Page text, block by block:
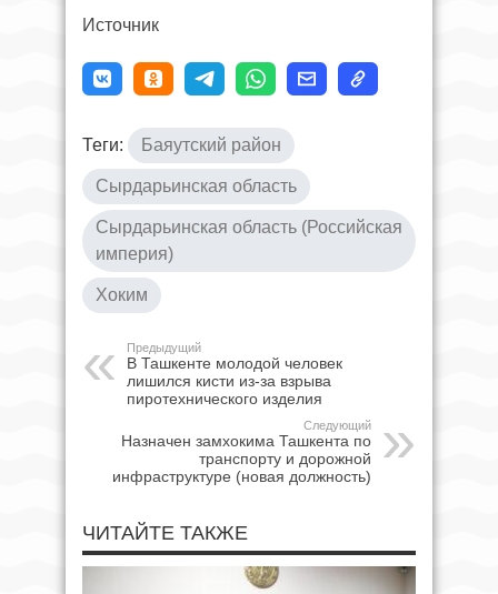
Источник
Теги: Баяутский район
Сырдарьинская область
Сырдарьинская область (Российская
империя)
Хоким
Предыдущий
В Ташкенте молодой человек
лишился кисти из-за взрыва
пиротехнического изделия
Следующий
Назначен замхокима Ташкента по
транспорту и дорожной
инфраструктуре (новая должность)
ЧИТАЙТЕ ТАКЖЕ